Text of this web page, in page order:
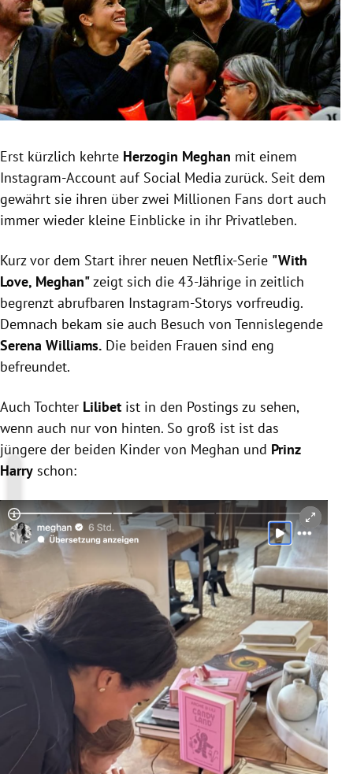
Untermenü
Untermenü
Untermenü
Untermenü
Erst kürzlich kehrte Herzogin Meghan mit einem
Instagram-Account auf Social Media zurück. Seit dem
gewährt sie ihren über zwei Millionen Fans dort auch
immer wieder kleine Einblicke in ihr Privatleben.
Kurz vor dem Start ihrer neuen Netflix-Serie "With
Love, Meghan"zeigt sich die 43-Jährige in zeitlich
begrenzt abrufbaren Instagram-Storys vorfreudig.
Demnach bekam sie auch Besuch von Tennislegende
Serena Williams. Die beiden Frauen sind eng
befreundet.
Auch Tochter Lilibet ist in den Postings zu sehen,
wenn auch nur von hinten. So groß ist ist das
jüngere der beiden Kinder von Meghan und Prinz
Harry schon:
Copyright-Hinweis öffnen/schließen